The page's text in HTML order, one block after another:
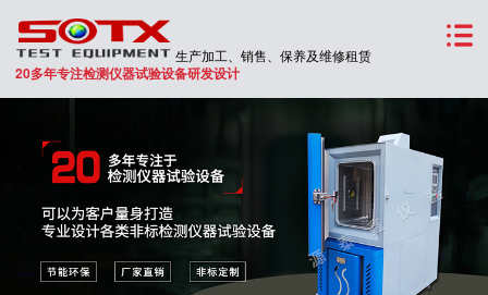
生产加工、销售、保养及维修租赁
20多年专注检测仪器试验设备研发设计